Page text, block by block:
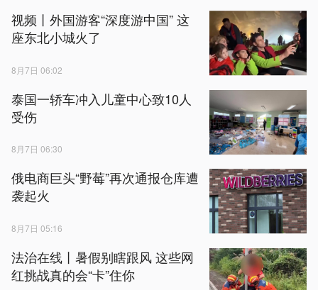
视频丨外国游客“深度游中国” 这
座东北小城火了
8月7日 06:02
泰国一轿车冲入儿童中心致10人
受伤
8月7日 06:30
俄电商巨头“野莓”再次通报仓库遭
袭起火
8月7日 05:16
法治在线丨暑假别瞎跟风 这些网
红挑战真的会“卡”住你